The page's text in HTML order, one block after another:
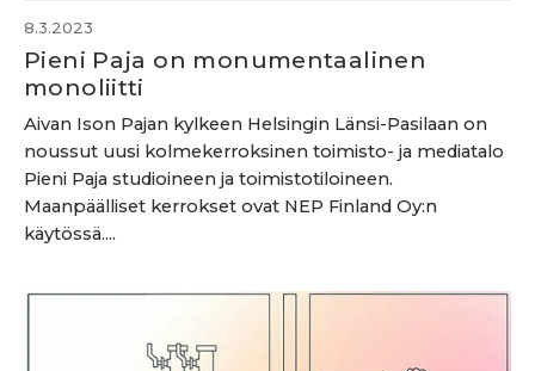
8.3.2023
Pieni Paja on monumentaalinen
monoliitti
Aivan Ison Pajan kylkeen Helsingin Länsi-Pasilaan on
noussut uusi kolmekerroksinen toimisto- ja mediatalo
Pieni Paja studioineen ja toimistotiloineen.
Maanpäälliset kerrokset ovat NEP Finland Oy:n
käytössä....